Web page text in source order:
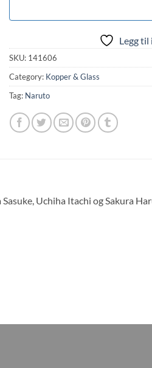
Legg til
SKU: 141606
Category: Kopper & Glass
Tag: Naruto
Uchiha Itachi og Sakura